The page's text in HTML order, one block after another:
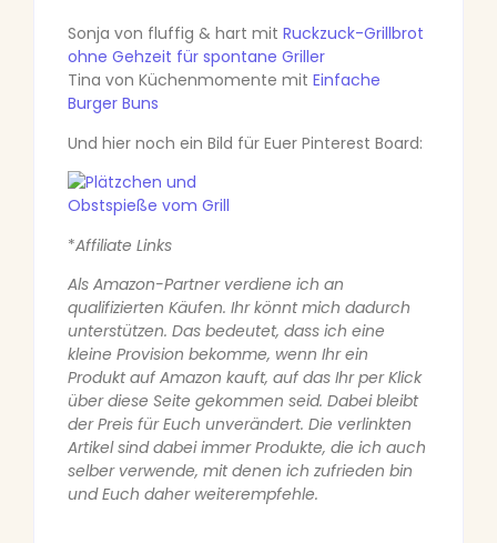
Sonja von fluffig & hart mit Ruckzuck-Grillbrot
ohne Gehzeit für spontane Griller
Tina von Küchenmomente mit Einfache
Burger Buns
Und hier noch ein Bild für Euer Pinterest Board:
*Affiliate Links
Als Amazon-Partner verdiene ich an
qualifizierten Käufen. Ihr könnt mich dadurch
unterstützen. Das bedeutet, dass ich eine
kleine Provision bekomme, wenn Ihr ein
Produkt auf Amazon kauft, auf das Ihr per Klick
über diese Seite gekommen seid. Dabei bleibt
der Preis für Euch unverändert. Die verlinkten
Artikel sind dabei immer Produkte, die ich auch
selber verwende, mit denen ich zufrieden bin
und Euch daher weiterempfehle.